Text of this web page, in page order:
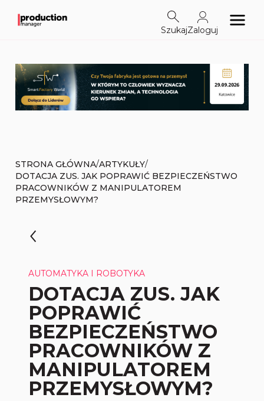
SzukajZaloguj
STRONA GŁÓWNA/ARTYKUŁY/
DOTACJA ZUS. JAK POPRAWIĆ BEZPIECZEŃSTWO
PRACOWNIKÓW Z MANIPULATOREM
PRZEMYSŁOWYM?
AUTOMATYKA I ROBOTYKA
DOTACJA ZUS. JAK
POPRAWIĆ
BEZPIECZEŃSTWO
PRACOWNIKÓW Z
MANIPULATOREM
PRZEMYSŁOWYM?